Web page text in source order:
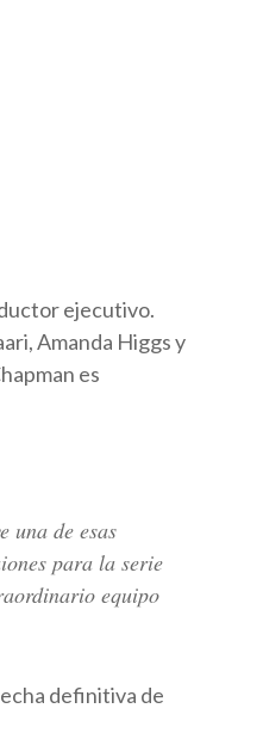
ejecutivo.
Amanda Higgs y
es
una de esas
para la serie
equipo
definitiva de